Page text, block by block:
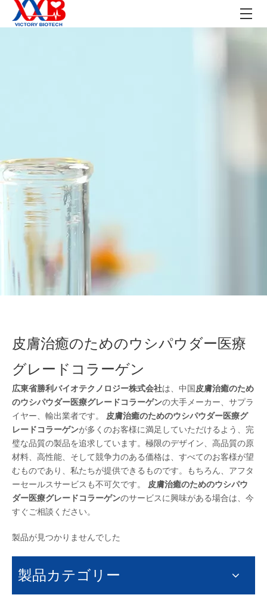
皮膚治癒のためのウシパウダー医療
グレードコラーゲン
広東省勝利バイオテクノロジー株式会社は、中国 皮膚治癒のため
のウシパウダー医療グレードコラーゲンの大手メーカー、サプラ
イヤー、輸出業者です。
皮膚治癒のためのウシパウダー医療グ
レードコラーゲンが多くのお客様に満足していただけるよう、完
璧な品質の製品を追求しています。極限のデザイン、高品質の原
材料、高性能、そして競争力のある価格は、すべてのお客様が望
むものであり、私たちが提供できるものです。もちろん、アフタ
ーセールスサービスも不可欠です。
皮膚治癒のためのウシパウ
ダー医療グレードコラーゲンのサービスに興味がある場合は、今
すぐご相談ください。
製品が見つかりませんでした
製品カテゴリー